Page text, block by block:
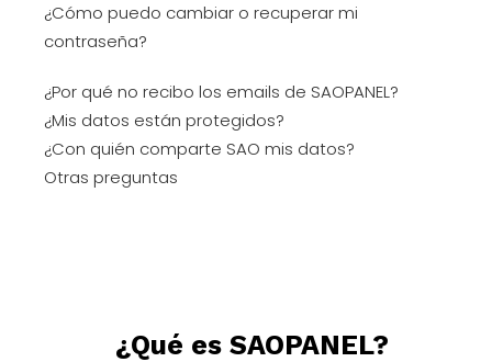
¿Cómo puedo cambiar o recuperar mi
contraseña?
¿Por qué no recibo los emails de SAOPANEL?
¿Mis datos están protegidos?
¿Con quién comparte SAO mis datos?
Otras preguntas
¿Qué es SAOPANEL?